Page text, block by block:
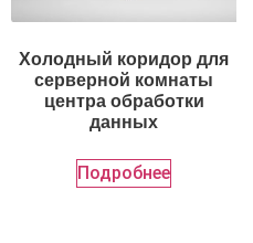
Холодный коридор для
серверной комнаты
центра обработки
данных
Подробнее